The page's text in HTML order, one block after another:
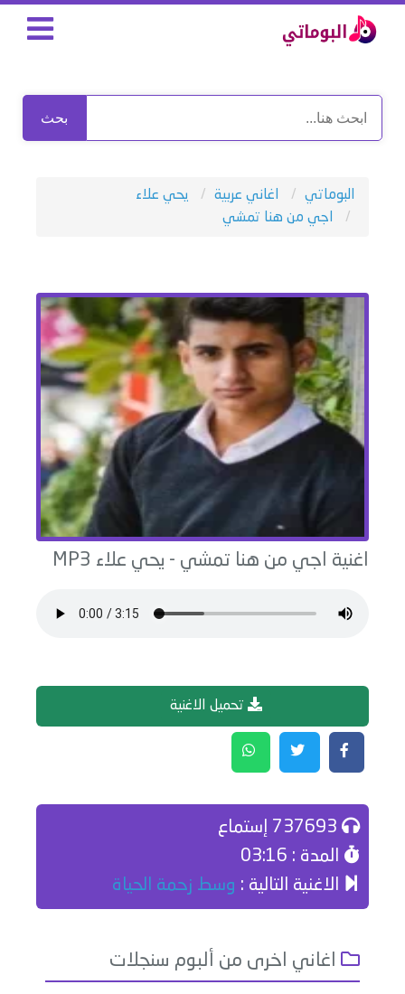
بحث
البوماتي اغاني عربية
يحي علاء
اجي من هنا تمشي
اغنية اجي من هنا تمشي - يحي علاء
تحميل الاغنية
المدة : 03:16
الاغنية التالية : وسط زحمة الحياة
اغاني اخرى من ألبوم سنجلات